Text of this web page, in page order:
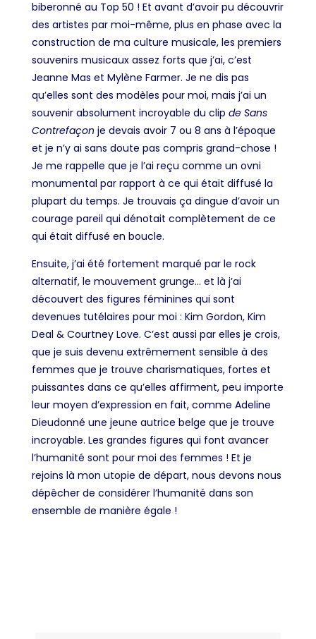
biberonné au Top 50 ! Et avant d’avoir pu découvrir
des artistes par moi-même, plus en phase avec la
construction de ma culture musicale, les premiers
souvenirs musicaux assez forts que j’ai, c’est
Jeanne Mas et Mylène Farmer. Je ne dis pas
qu’elles sont des modèles pour moi, mais j’ai un
souvenir absolument incroyable du clip de Sans
Contrefaçon je devais avoir 7 ou 8 ans à l’époque
et je n’y ai sans doute pas compris grand-chose !
Je me rappelle que je l’ai reçu comme un ovni
monumental par rapport à ce qui était diffusé la
plupart du temps. Je trouvais ça dingue d’avoir un
courage pareil qui dénotait complètement de ce
qui était diffusé en boucle.
Ensuite, j’ai été fortement marqué par le rock
alternatif, le mouvement grunge… et là j’ai
découvert des figures féminines qui sont
devenues tutélaires pour moi : Kim Gordon, Kim
Deal & Courtney Love. C’est aussi par elles je crois,
que je suis devenu extrêmement sensible à des
femmes que je trouve charismatiques, fortes et
puissantes dans ce qu’elles affirment, peu importe
leur moyen d’expression en fait, comme Adeline
Dieudonné une jeune autrice belge que je trouve
incroyable. Les grandes figures qui font avancer
l’humanité sont pour moi des femmes ! Et je
rejoins là mon utopie de départ,nous devons nous
dépêcher de considérer l’humanité dans son
ensemble de manière égale !